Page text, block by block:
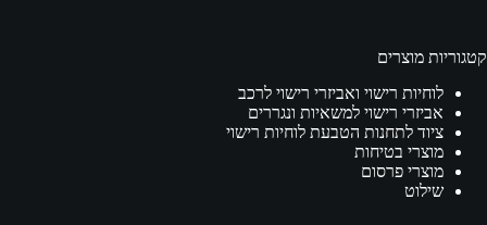
קטגוריות מוצרים
לוחיות רישוי ואביזרי רישוי לרכב
אביזרי רישוי למשאיות ונגררים
ציוד לתחנות הטבעת לוחיות רישוי
מוצרי בטיחות
מוצרי פרסום
שילוט